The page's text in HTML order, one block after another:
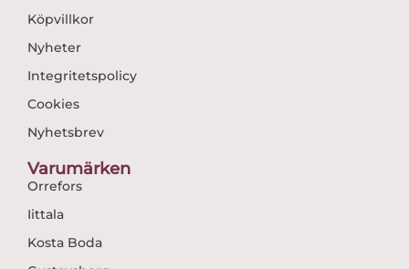
Köpvillkor
Nyheter
Integritetspolicy
Cookies
Nyhetsbrev
Varumärken
Orrefors
Iittala
Kosta Boda